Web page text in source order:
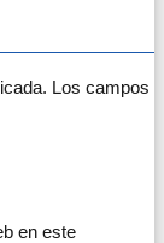
Los campos
en este